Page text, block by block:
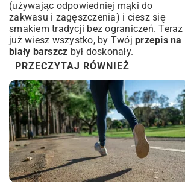
(używając odpowiedniej mąki do
zakwasu i zagęszczenia) i ciesz się
smakiem tradycji bez ograniczeń. Teraz
już wiesz wszystko, by Twój przepis na
biały barszcz był doskonały.
PRZECZYTAJ RÓWNIEŻ